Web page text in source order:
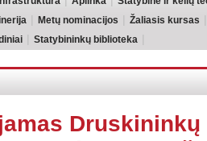
Metų nominacijos Žaliasis kursas
Statybininkų biblioteka